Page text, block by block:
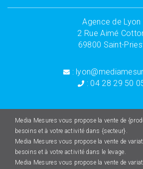
Agence de Lyon
2 Rue Aimé
69800 Saint-
:
: 04 28 29 50
Media Mesures vous propose la vente de
besoins et à votre activité dans {secteur}.
Media Mesures vous propose la vente de
besoins et à votre activité dans le levage.
Media Mesures vous propose la vente de